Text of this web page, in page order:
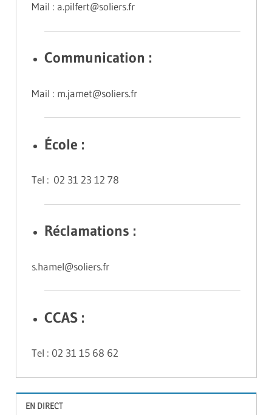
Mail : a.pilfert@soliers.fr
Communication :
Mail : m.jamet@soliers.fr
École :
Tel : 02 31 23 12 78
Réclamations :
s.hamel@soliers.fr
CCAS :
Tel : 02 31 15 68 62
EN DIRECT